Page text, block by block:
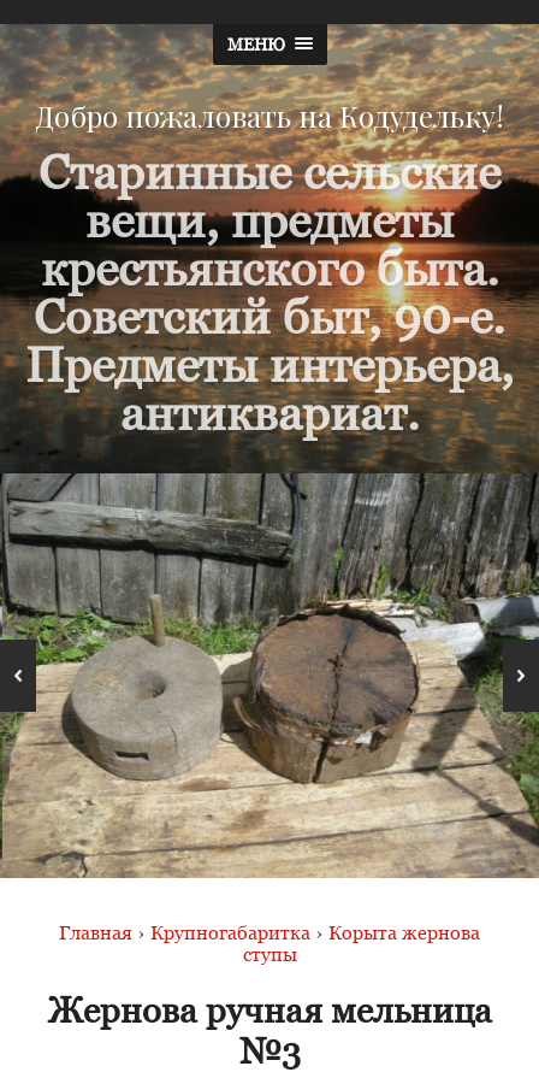
МЕНЮ
Добро пожаловать на Кодудельку!
Старинные сельские
вещи, предметы
крестьянского быта.
Советский быт, 90-е.
Предметы интерьера,
антиквариат.
Главная › Крупногабаритка › Корыта жернова
ступы
Жернова ручная мельница
№3